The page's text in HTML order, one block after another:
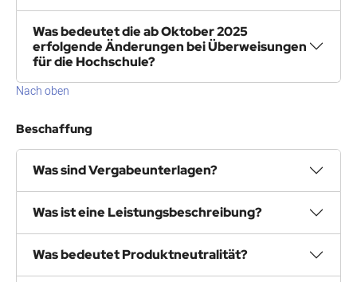
Was bedeutet die ab Oktober 2025
erfolgende Änderungen bei Überweisungen
für die Hochschule?
Nach oben
Beschaffung
Was sind Vergabeunterlagen?
Was ist eine Leistungsbeschreibung?
Was bedeutet Produktneutralität?